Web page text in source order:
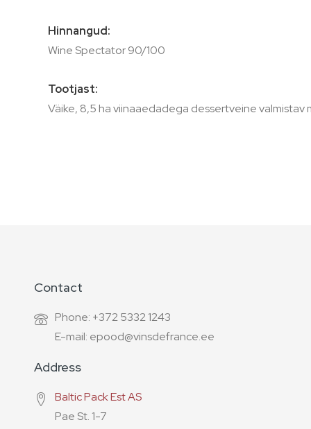
Hinnangud:
Wine Spectator 90/100
Tootjast:
Väike, 8,5 ha viinaaedadega dessertveine valmistav
Contact
Phone: +372 5332 1243
E-mail: epood@vinsdefrance.ee
Address
Baltic Pack Est AS
Pae St. 1-7